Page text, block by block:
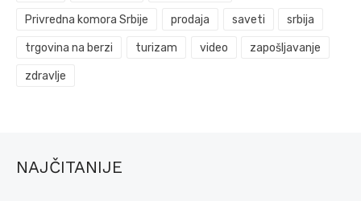
Privredna komora Srbije prodaja saveti srbija
trgovina na berzi turizam video zapošljavanje
zdravlje
NAJČITANIJE